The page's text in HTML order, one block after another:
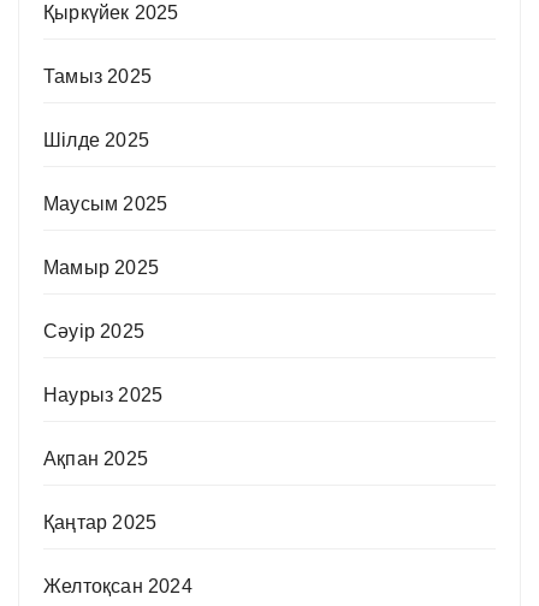
Қыркүйек 2025
Тамыз 2025
Шілде 2025
Маусым 2025
Мамыр 2025
Сәуір 2025
Наурыз 2025
Ақпан 2025
Қаңтар 2025
Желтоқсан 2024